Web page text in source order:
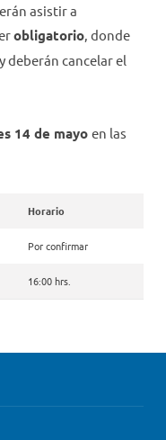
asistir a
obligatorio, donde
deberán cancelar el
14 de mayo en las
Horario
Por confirmar
16:00 hrs.